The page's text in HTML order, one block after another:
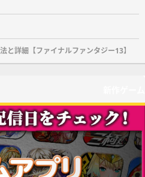
と詳細【ファイナルファンタジー13】